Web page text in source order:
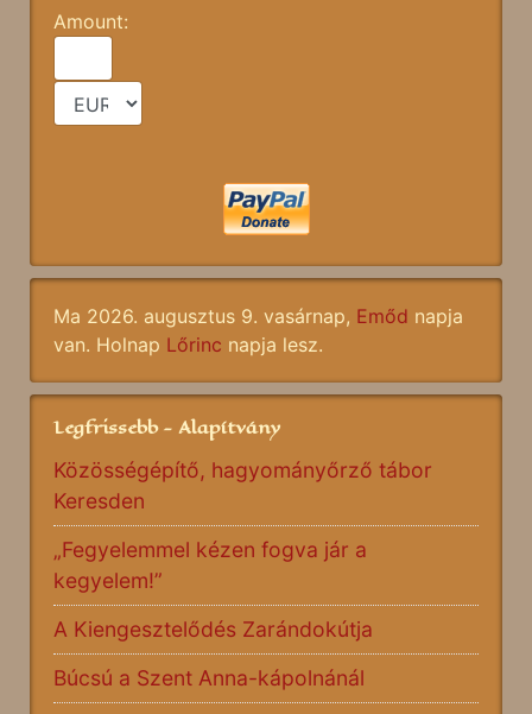
Amount:
Ma 2026. augusztus 9. vasárnap, Emőd napja
van. Holnap Lőrinc napja lesz.
Legfrissebb - Alapítvány
Közösségépítő, hagyományőrző tábor
Keresden
„Fegyelemmel kézen fogva jár a
kegyelem!”
A Kiengesztelődés Zarándokútja
Búcsú a Szent Anna-kápolnánál